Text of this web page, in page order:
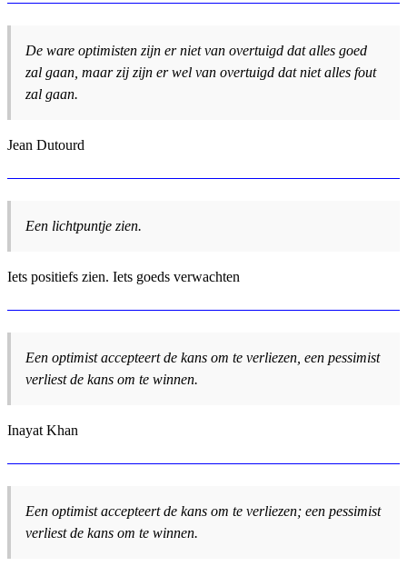
De ware optimisten zijn er niet van overtuigd dat alles goed
zal gaan, maar zij zijn er wel van overtuigd dat niet alles fout
zal gaan.
Jean Dutourd
Een lichtpuntje zien.
Iets positiefs zien. Iets goeds verwachten
Een optimist accepteert de kans om te verliezen, een pessimist
verliest de kans om te winnen.
Inayat Khan
Een optimist accepteert de kans om te verliezen; een pessimist
verliest de kans om te winnen.